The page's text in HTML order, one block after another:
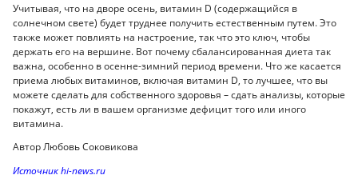
Учитывая, что на дворе осень, витамин D (содержащийся в
солнечном свете) будет труднее получить естественным путем. Это
также может повлиять на настроение, так что это ключ, чтобы
держать его на вершине. Вот почему сбалансированная диета так
важна, особенно в осенне-зимний период времени. Что же касается
приема любых витаминов, включая витамин D, то лучшее, что вы
можете сделать для собственного здоровья – сдать анализы, которые
покажут, есть ли в вашем организме дефицит того или иного
витамина.
Автор Любовь Соковикова
Источник hi-news.ru